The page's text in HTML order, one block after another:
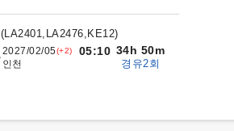
(LA2401,LA2476,KE12)
2027/02/05(+2) 05:10
인천
34h 50m
경유2회